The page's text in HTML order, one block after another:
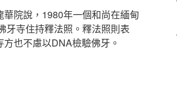
院說，1980年一個和尚在緬甸
牙寺住持釋法照。釋法照則表
也不慮以DNA檢驗佛牙。